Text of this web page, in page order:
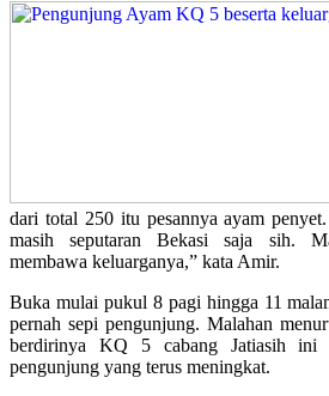
dari total 250 itu pesannya ayam
masih seputaran Bekasi saja sih.
membawa keluarganya,” kata Amir.
Buka mulai pukul 8 pagi hingga 11
pernah sepi pengunjung. Malahan
berdirinya KQ 5 cabang Jatiasih ini
pengunjung yang terus meningkat.